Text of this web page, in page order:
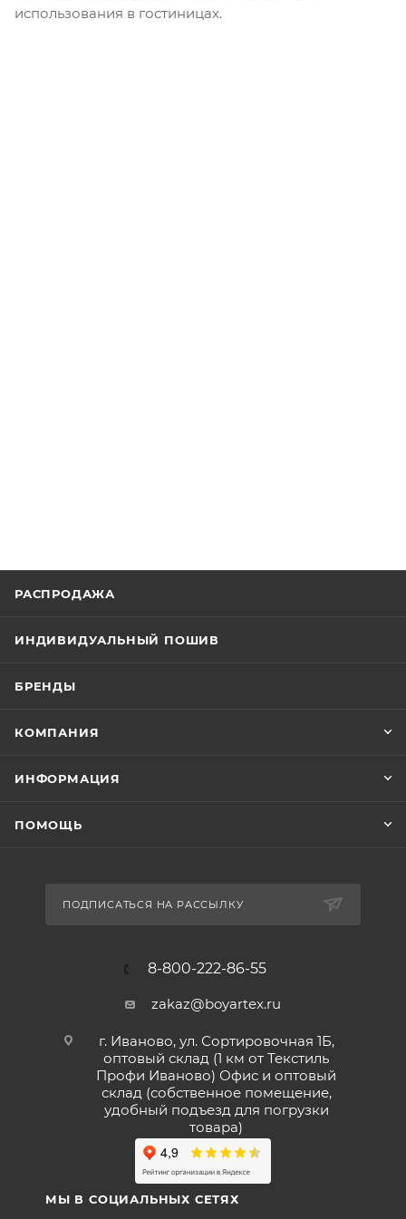
использования в гостиницах.
РАСПРОДАЖА
ИНДИВИДУАЛЬНЫЙ ПОШИВ
БРЕНДЫ
КОМПАНИЯ
ИНФОРМАЦИЯ
ПОМОЩЬ
ПОДПИСАТЬСЯ НА РАССЫЛКУ
8-800-222-86-55
zakaz@boyartex.ru
г. Иваново, ул. Сортировочная 1Б,
оптовый склад (1 км от Текстиль
Профи Иваново) Офис и оптовый
склад (собственное помещение,
удобный подъезд для погрузки
товара)
МЫ В СОЦИАЛЬНЫХ СЕТЯХ